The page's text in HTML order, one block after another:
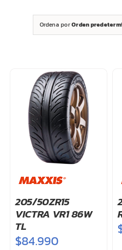
BICICLETA
MITAS
OFERTAS
PREVENTA/KITS
UBICACIÓN
Ordena porOrden
205/50ZR15
VICTRA VR1 86W
TL
$84.990